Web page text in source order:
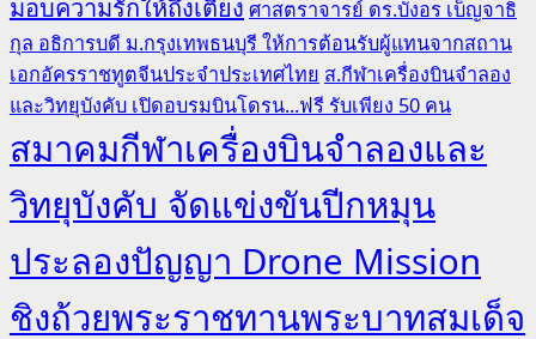
มอบความรักให้ถึงเตียง ศาสตราจารย์ ดร.บังอร เบ็ญจาธิ
กุล อธิการบดี ม.กรุงเทพธนบุรี ให้การต้อนรับผู้แทนจากสถาน
เอกอัครราชทูตจีนประจำประเทศไทย ส.กีฬาเครื่องบินจำลอง
และวิทยุบังคับ เปิดอบรมบินโดรน...ฟรี รับเพียง 50 คน
สมาคมกีฬาเครื่องบินจำลองและ
วิทยุบังคับ จัดแข่งขันปีกหมุน
ประลองปัญญา Drone Mission
ชิงถ้วยพระราชทานพระบาทสมเด็จ